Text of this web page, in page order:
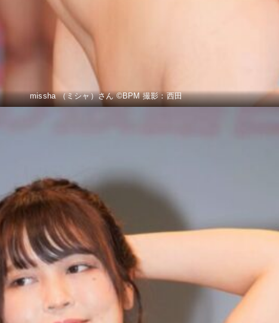
missha （ミシャ）さん ©BPM 撮影：西田